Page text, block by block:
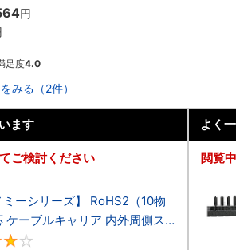
円
足度4.0
みる（2件）
ます
ご検討ください
ミーシリーズ】 RoHS2（10物
ケーブルキャリア 内外周側ス
タイプ
よく
閲覧